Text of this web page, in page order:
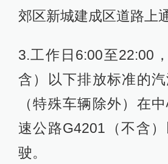
郊区新城建成区道路上
3.工作日6:00至22:00
含）以下排放标准的
（特殊车辆除外）在
速公路G4201（不含
驶。